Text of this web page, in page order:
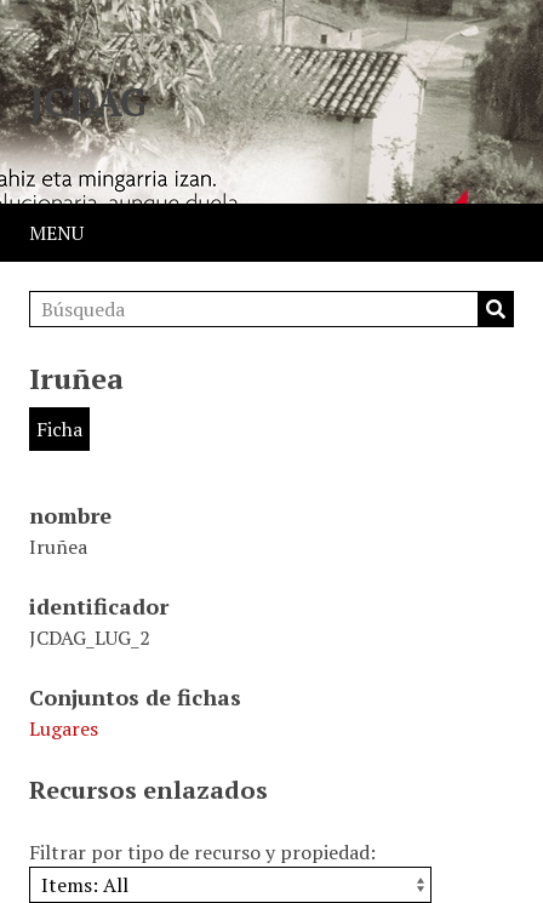
JCDAG
MENU
Iruñea
Ficha
nombre
Iruñea
identificador
JCDAG_LUG_2
Conjuntos de fichas
Lugares
Recursos enlazados
Filtrar por tipo de recurso y propiedad: